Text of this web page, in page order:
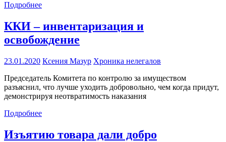
Подробнее
ККИ – инвентаризация и
освобождение
23.01.2020 Ксения Мазур Хроника нелегалов
Председатель Комитета по контролю за имуществом
разъяснил, что лучше уходить добровольно, чем когда придут,
демонстрируя неотвратимость наказания
Подробнее
Изъятию товара дали добро